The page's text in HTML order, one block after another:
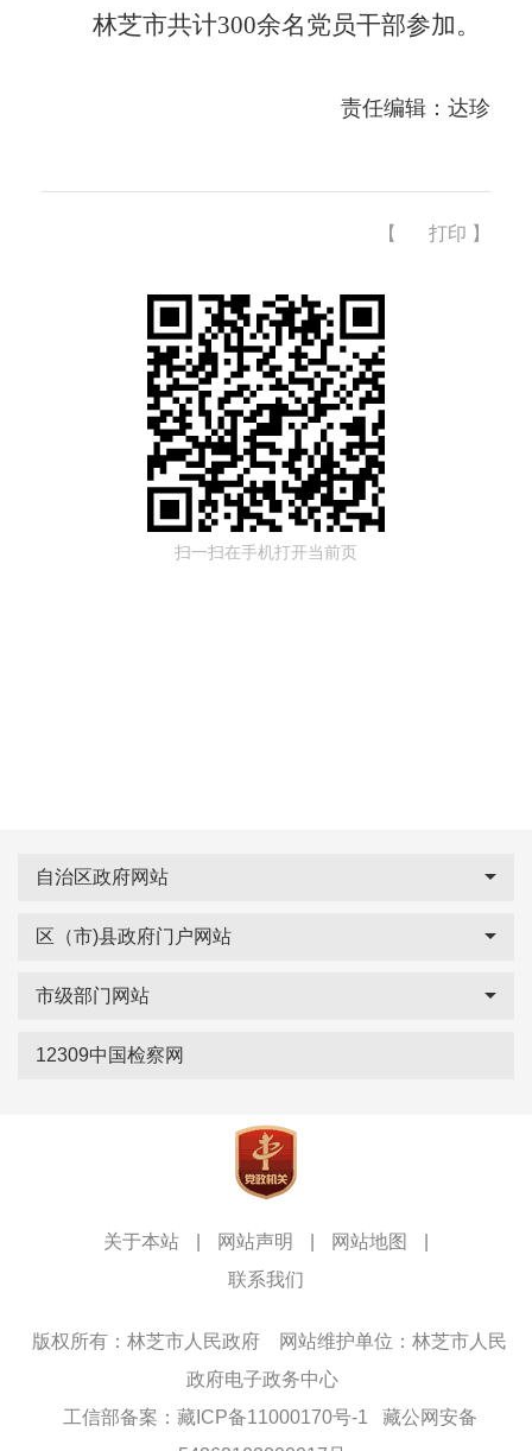
林芝市共计300余名党员干部参加。
责任编辑：达珍
【 打印 】
扫一扫在手机打开当前页
自治区政府网站
区（市)县政府门户网站
市级部门网站
12309中国检察网
关于本站 网站声明 网站地图
联系我们
版权所有：林芝市人民政府
网站维护单位：林芝市人民
政府电子政务中心
工信部备案：藏ICP备11000170号-1
藏公网安备